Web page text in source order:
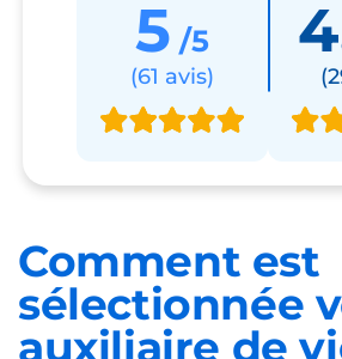
5 /5
(61 avis)
Comment est
sélectionnée
auxiliaire de